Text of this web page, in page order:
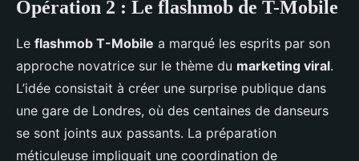
Opération 2 : Le flashmob de T-Mobile
Le flashmob T-Mobile a marqué les esprits par son
approche novatrice sur le thème du marketing viral.
L’idée consistait à créer une surprise publique dans
une gare de Londres, où des centaines de danseurs
se sont joints aux passants. La préparation
méticuleuse impliquait une coordination de